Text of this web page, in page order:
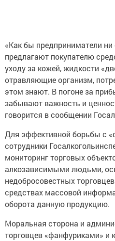
«Как бы предприниматели
предлагают покупателю
уходу за кожей, жидкости
отравляющие организм,
этом знают. В погоне за
забывают важность и
говорится в сообщении
Для эффективной борьбы с
сотрудники
мониторинг торговых
алкозависимыми людьми,
недобросовестных
средствах массовой
оборота данную продукцию.
Моральная сторона и
торговцев «фанфуриками» и